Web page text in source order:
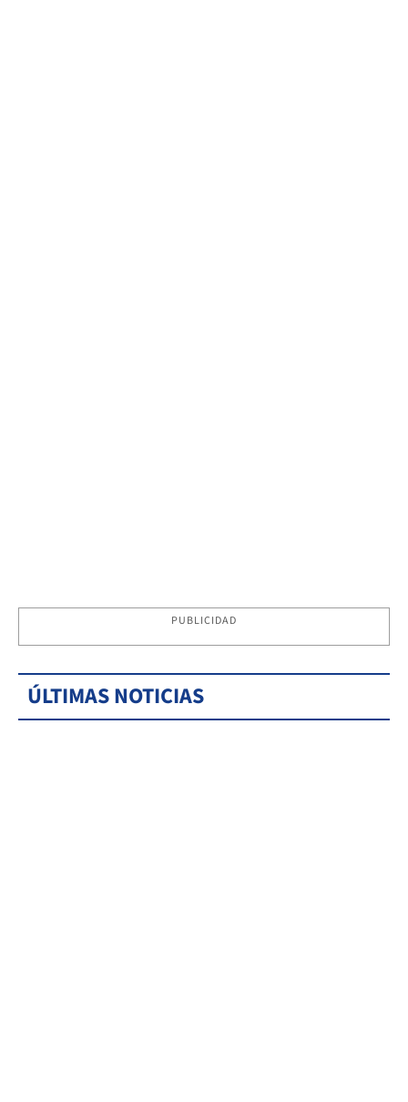
PUBLICIDAD
ÚLTIMAS NOTICIAS